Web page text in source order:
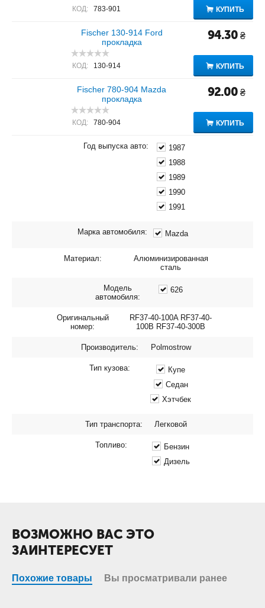
КОД: 783-901 КУПИТЬ
Fischer 130-914 Ford
прокладка
КОД: 130-914
94.30 ₴
КУПИТЬ
Fischer 780-904 Mazda
прокладка
КОД: 780-904
92.00 ₴
КУПИТЬ
Год выпуска авто:
1987
1988
1989
1990
1991
Марка автомобиля: Mazda
Материал:
Алюминизированная
сталь
Модель
автомобиля:
626
Оригинальный
номер:
RF37-40-100A RF37-40-
100B RF37-40-300B
Производитель: Polmostrow
Тип кузова:
Купе
Седан
Хэтчбек
Тип транспорта: Легковой
Топливо:
Бензин
Дизель
ВОЗМОЖНО ВАС ЭТО
ЗАИНТЕРЕСУЕТ
Похожие товары Вы просматривали ранее